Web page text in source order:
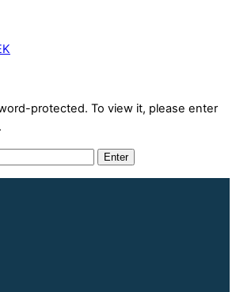
protected. To view it, please enter